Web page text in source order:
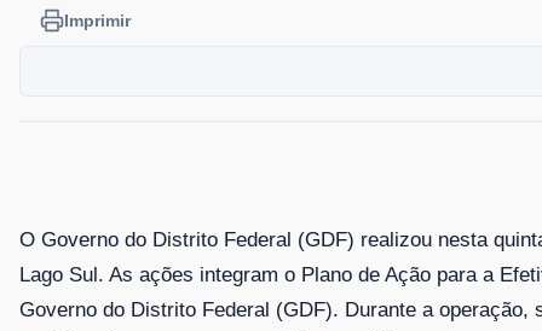
Imprimir
O Governo do Distrito Federal (GDF) realizou nesta
Lago Sul. As ações integram o Plano de Ação para a
Governo do Distrito Federal (GDF). Durante a